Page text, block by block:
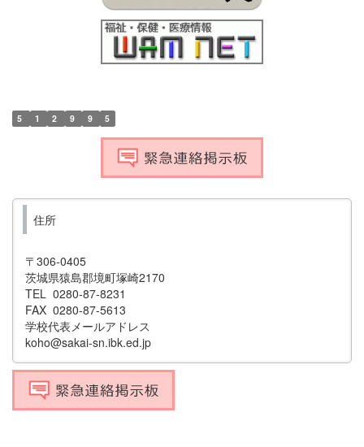
5 1 2 9 9 5
住所
〒306-0405
茨城県猿島郡境町塚崎2170
TEL 0280-87-8231
FAX 0280-87-5613
学校代表メールアドレス
koho@sakai-sn.ibk.ed.jp